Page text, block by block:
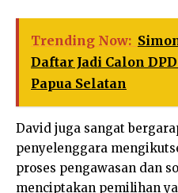
Trending Now:
Daftar Jadi Calon
Papua Selatan
David juga sangat
penyelenggara
proses pengawasan dan
menciptakan pemilihan